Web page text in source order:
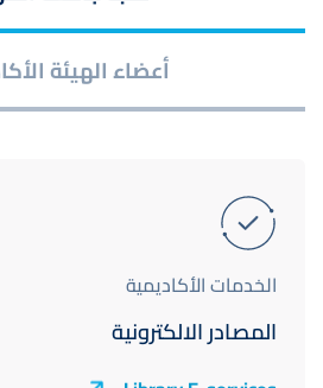
أعضاء الهيئة
الخدمات الأكاديمية
المصادر الالكترونية